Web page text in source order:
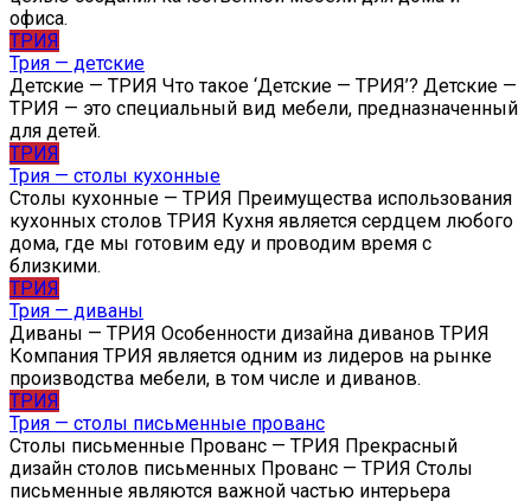
офиса.
ТРИЯ
Трия — детские
Детские — ТРИЯ Что такое ‘Детские — ТРИЯ’? Детские —
ТРИЯ — это специальный вид мебели, предназначенный
для детей.
ТРИЯ
Трия — столы кухонные
Столы кухонные — ТРИЯ Преимущества использования
кухонных столов ТРИЯ Кухня является сердцем любого
дома, где мы готовим еду и проводим время с
близкими.
ТРИЯ
Трия — диваны
Диваны — ТРИЯ Особенности дизайна диванов ТРИЯ
Компания ТРИЯ является одним из лидеров на рынке
производства мебели, в том числе и диванов.
ТРИЯ
Трия — столы письменные прованс
Столы письменные Прованс — ТРИЯ Прекрасный
дизайн столов письменных Прованс — ТРИЯ Столы
письменные являются важной частью интерьера